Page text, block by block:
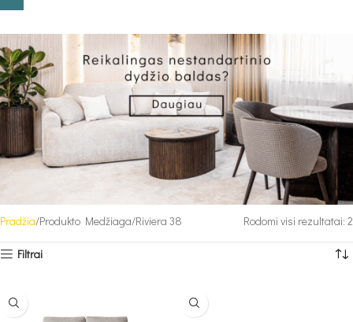
Pradžia Produkto Medžiaga Riviera 38 Rodomi visi rezultatai: 2
Filtrai